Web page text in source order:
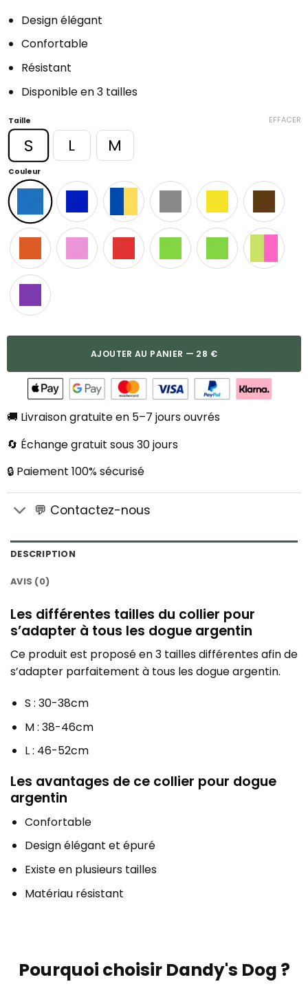
Design élégant
Confortable
Résistant
Disponible en 3 tailles
Taille
S L M
Couleur
EFFACER
AJOUTER AU PANIER — 28 €
🚚 Livraison gratuite en 5–7 jours ouvrés
🔄 Échange gratuit sous 30 jours
🔒 Paiement 100% sécurisé
💬 Contactez-nous
DESCRIPTION
AVIS (0)
Les différentes tailles du collier pour
s’adapter à tous les dogue argentin
Ce produit est proposé en 3 tailles différentes afin de
s’adapter parfaitement à tous les dogue argentin.
S : 30-38cm
M : 38-46cm
L : 46-52cm
Les avantages de ce collier pour dogue
argentin
Confortable
Design élégant et épuré
Existe en plusieurs tailles
Matériau résistant
Pourquoi choisir Dandy's Dog ?